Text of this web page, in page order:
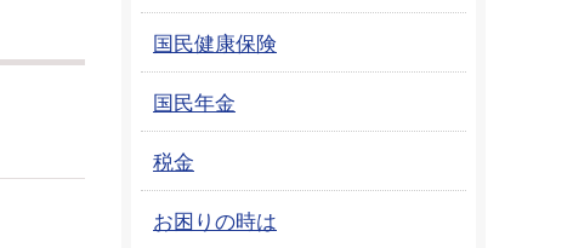
国民健康保険
国民年金
税金
お困りの時は